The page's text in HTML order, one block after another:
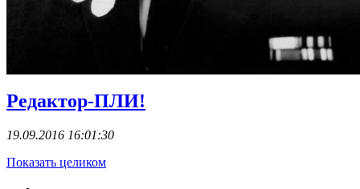
Редактор-ПЛИ!
19.09.2016 16:01:30
Показать целиком